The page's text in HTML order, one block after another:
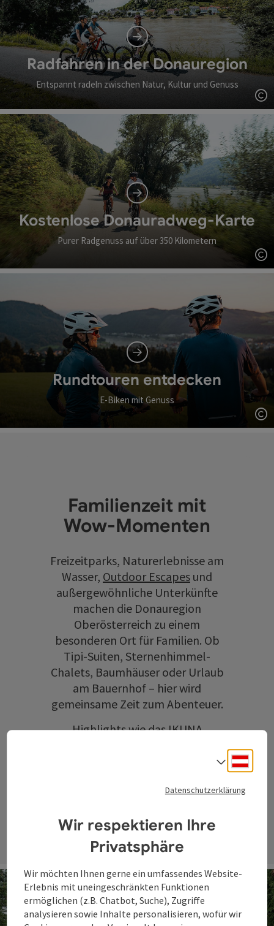
Radfahren in der Donauregion
Entspannt radeln zwischen Natur, Kultur und Genuss
Kostenlose Donauradweg-Karte
Purer Radgenuss auf über 350 Kilometern
Rundtouren entdecken
E-Biken mit Genuss
Familienzeit mit
Wow-Momenten
Freizeitparks, Naturerlebnisse am
Wasser, Outdoor Escapes und
außergewöhnliche Unterkünfte
machen die Donauregion
Oberösterreich zu einem
besonderen Ort für Familien. Ob
Tipi-Suiten, Sternenhimmel-
Chalets, Baumhäuser oder Urlaub
am Bauernhof – hier wird
gemeinsame Zeit zum Abenteuer.
Highlights wie dasIKUNA
Datenschutzerklärung
Wir respektieren Ihre
Privatsphäre
Wir möchten Ihnen gerne ein umfassendes Website-
Erlebnis mit uneingeschränkten Funktionen
ermöglichen (z.B. Chatbot, Suche), Zugriffe
analysieren sowie Inhalte personalisieren, wofür wir